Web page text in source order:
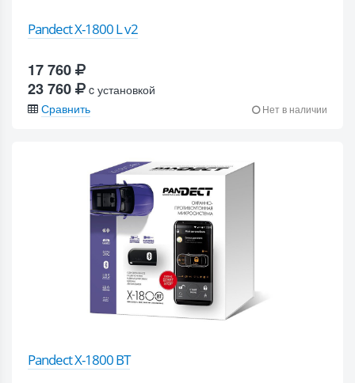
Pandect X-1800 L v2
17 760
23 760
c установкой
Сравнить
Нет в наличии
Pandect X-1800 BT